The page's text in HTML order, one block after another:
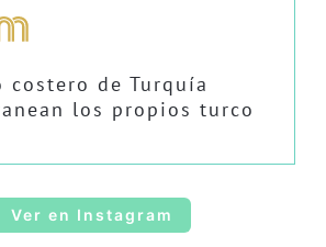
costero de Turquía
los propios turco
Ver en Instagram